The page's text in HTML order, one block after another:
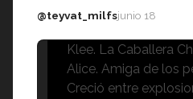
@teyvat_milfsjunio 18
Klee. La Caballera
Alice. Amiga de los
Creció entre